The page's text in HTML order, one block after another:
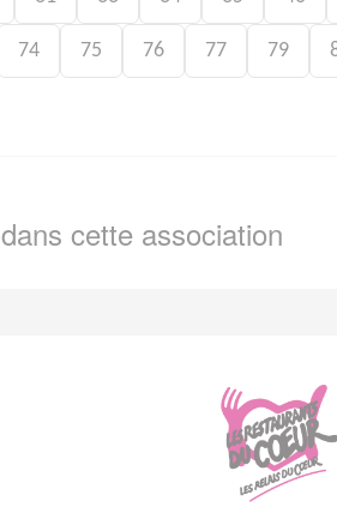
74 75 76 77 79
dans cette association